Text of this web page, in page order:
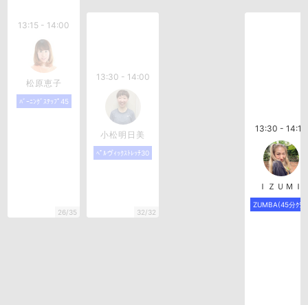
13:15 - 14:00
松原恵子
ﾊﾞｰﾆﾝｸﾞｽﾃｯﾌﾟ45
26/35
13:30 - 14:00
小松明日美
ﾍﾟﾙヴｨｯｸｽﾄﾚｯﾁ30
32/32
13:30 - 14:15
ＩＺＵＭＩ
ZUMBA(45分ｸﾗｽ